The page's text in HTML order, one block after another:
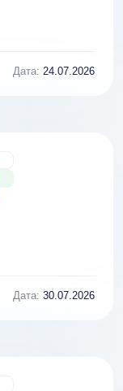
Дата: 24.07.2026
Дата: 30.07.2026